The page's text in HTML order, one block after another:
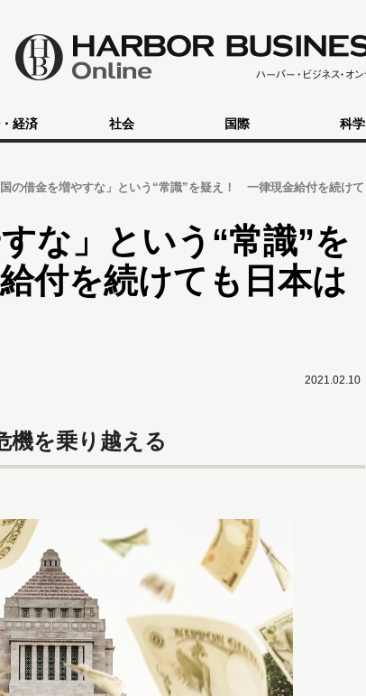
経済 社会 国際 科学
国の借金を増やすな」という“常識”を疑え！ 一律現金給付を続けて
な」という“常識”を
付を続けても日本は
2021.02.10
機を乗り越える